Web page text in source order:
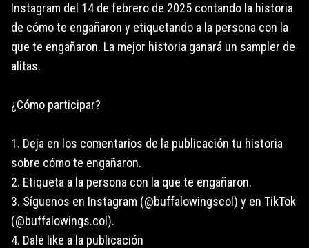
Instagram del 14 de febrero de 2025 contando la historia
de cómo te engañaron y etiquetando a la persona con la
que te engañaron. La mejor historia ganará un sampler de
alitas.
¿Cómo participar?
1. Deja en los comentarios de la publicación tu historia
sobre cómo te engañaron.
2. Etiqueta a la persona con la que te engañaron.
3. Síguenos en Instagram (@buffalowingscol) y en TikTok
(@buffalowings.col).
4. Dale like a la publicación